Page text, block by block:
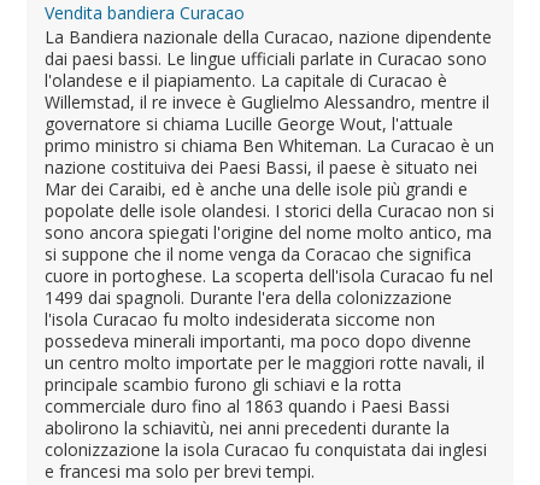
Vendita bandiera Curacao
La Bandiera nazionale della Curacao, nazione dipendente
dai paesi bassi. Le lingue ufficiali parlate in Curacao sono
l'olandese e il piapiamento. La capitale di Curacao è
Willemstad, il re invece è Guglielmo Alessandro, mentre il
governatore si chiama Lucille George Wout, l'attuale
primo ministro si chiama Ben Whiteman. La Curacao è un
nazione costituiva dei Paesi Bassi, il paese è situato nei
Mar dei Caraibi, ed è anche una delle isole più grandi e
popolate delle isole olandesi. I storici della Curacao non si
sono ancora spiegati l'origine del nome molto antico, ma
si suppone che il nome venga da Coracao che significa
cuore in portoghese. La scoperta dell'isola Curacao fu nel
1499 dai spagnoli. Durante l'era della colonizzazione
l'isola Curacao fu molto indesiderata siccome non
possedeva minerali importanti, ma poco dopo divenne
un centro molto importate per le maggiori rotte navali, il
principale scambio furono gli schiavi e la rotta
commerciale duro fino al 1863 quando i Paesi Bassi
abolirono la schiavitù, nei anni precedenti durante la
colonizzazione la isola Curacao fu conquistata dai inglesi
e francesi ma solo per brevi tempi.